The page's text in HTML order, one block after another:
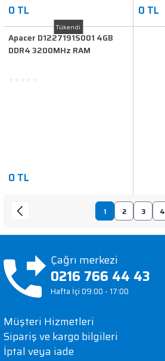
0 TL 0 TL
Tükendi
Apacer D1227191S001 4GB
DDR4 3200MHz RAM
0 TL
1 2 3 4
Çağrı merkezi
0216 766 44 43
Hafta İçi 09:00 - 17:00
Müşteri Hizmetleri
Sipariş ve kargo bilgileri
İptal veya iade